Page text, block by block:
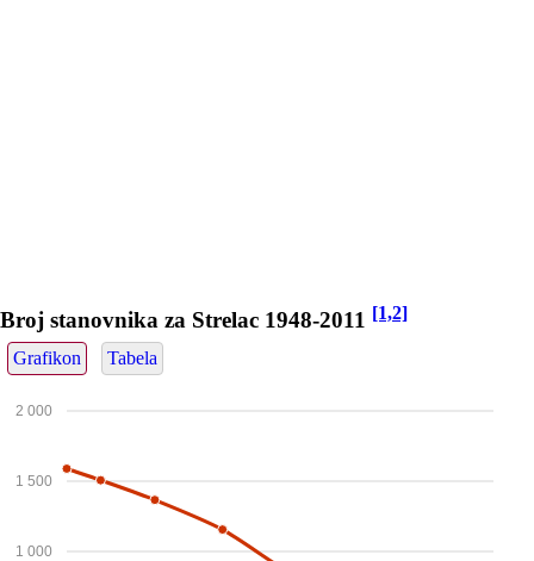
Broj stanovnika za Strelac 1948-2011 [1,2]
Grafikon Tabela
1 000
1 500
2 000